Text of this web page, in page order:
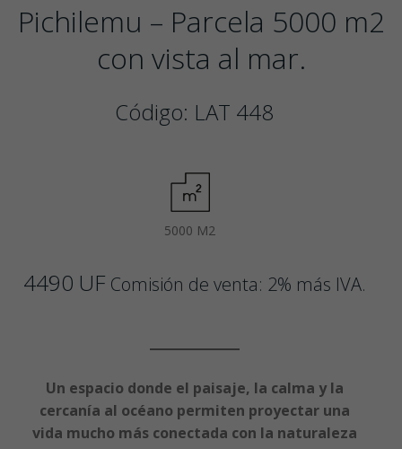
Pichilemu – Parcela 5000 m2
con vista al mar.
Código: LAT 448
5000 M2
4490 UF Comisión de venta: 2% más IVA.
Un espacio donde el paisaje, la calma y la
cercanía al océano permiten proyectar una
vida mucho más conectada con la naturaleza